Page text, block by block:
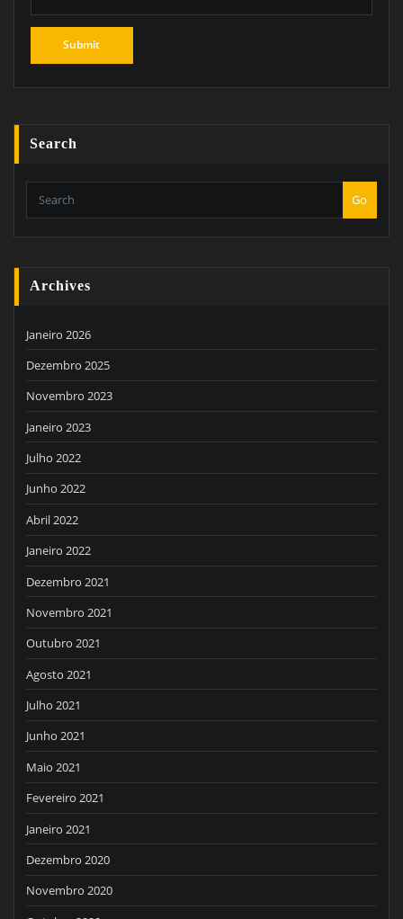
Search
Go
Archives
Janeiro 2026
Dezembro 2025
Novembro 2023
Janeiro 2023
Julho 2022
Junho 2022
Abril 2022
Janeiro 2022
Dezembro 2021
Novembro 2021
Outubro 2021
Agosto 2021
Julho 2021
Junho 2021
Maio 2021
Fevereiro 2021
Janeiro 2021
Dezembro 2020
Novembro 2020